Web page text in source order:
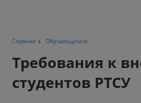
Главная Обучающимся
Требования к
студентов РТСУ